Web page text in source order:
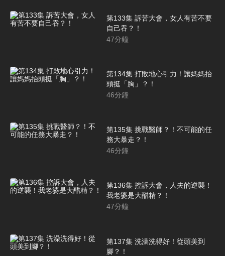
第133集 訴苦大會，女人有苦不要
自己吞？！
47分鐘
第134集 打敗地心引力！讓媽媽抬
頭挺「胸」？！
46分鐘
第135集 挑戰醫師？！不可能的任
務大暴走？！
46分鐘
第136集 控訴大會，人夫的逆襲！
我老婆是大醋精？！
47分鐘
第137集 洗澡洗得好！從頭美到
腳？！